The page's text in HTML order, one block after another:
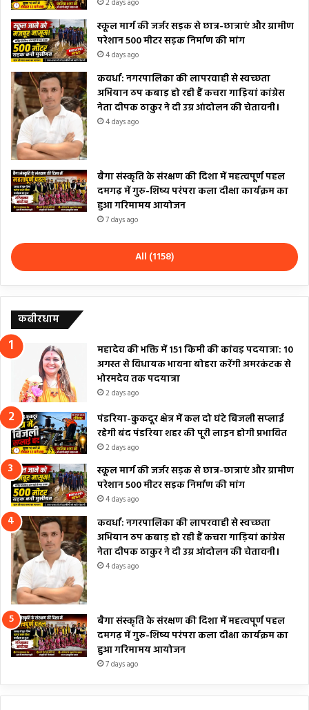
2 days ago
स्कूल मार्ग की जर्जर सड़क से छात्र-छात्राएं और ग्रामीण
परेशान 500 मीटर सड़क निर्माण की मांग
4 days ago
कवर्धा: नगरपालिका की लापरवाही से स्वच्छता
अभियान ठप कबाड़ हो रही हैं कचरा गाड़ियां कांग्रेस
नेता दीपक ठाकुर ने दी उग्र आंदोलन की चेतावनी।
4 days ago
बैगा संस्कृति के संरक्षण की दिशा में महत्वपूर्ण पहल
दमगढ़ में गुरु-शिष्य परंपरा कला दीक्षा कार्यक्रम का
हुआ गरिमामय आयोजन
7 days ago
All (1158)
कबीरधाम
महादेव की भक्ति में 151 किमी की कांवड़ पदयात्रा: 10
अगस्त से विधायक भावना बोहरा करेंगी अमरकंटक से
भोरमदेव तक पदयात्रा
2 days ago
पंडरिया-कुकदूर क्षेत्र में कल दो घंटे बिजली सप्लाई
रहेगी बंद पंडरिया शहर की पूरी लाइन होगी प्रभावित
2 days ago
स्कूल मार्ग की जर्जर सड़क से छात्र-छात्राएं और ग्रामीण
परेशान 500 मीटर सड़क निर्माण की मांग
4 days ago
कवर्धा: नगरपालिका की लापरवाही से स्वच्छता
अभियान ठप कबाड़ हो रही हैं कचरा गाड़ियां कांग्रेस
नेता दीपक ठाकुर ने दी उग्र आंदोलन की चेतावनी।
4 days ago
बैगा संस्कृति के संरक्षण की दिशा में महत्वपूर्ण पहल
दमगढ़ में गुरु-शिष्य परंपरा कला दीक्षा कार्यक्रम का
हुआ गरिमामय आयोजन
7 days ago